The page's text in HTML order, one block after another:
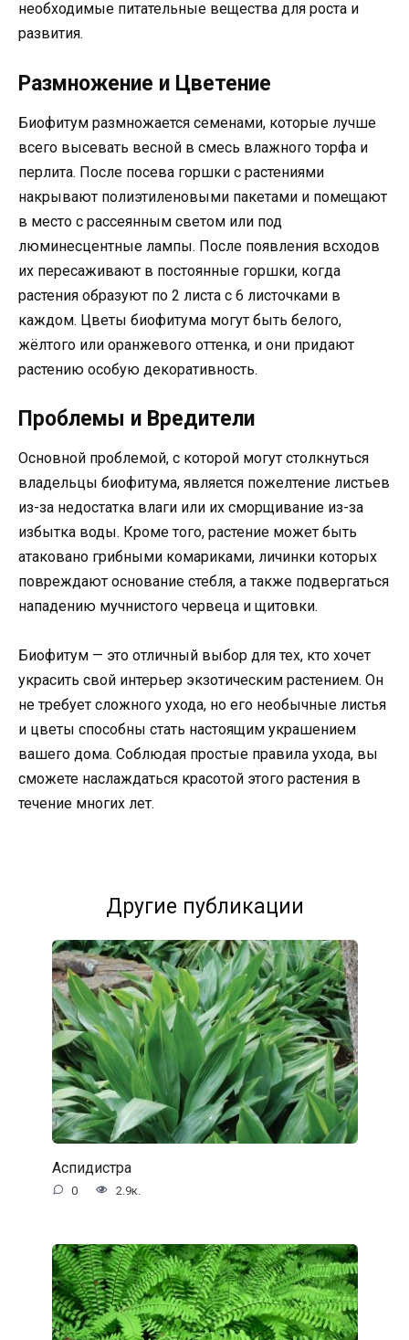
необходимые питательные вещества для роста и
развития.
Размножение и Цветение
Биофитум размножается семенами, которые лучше
всего высевать весной в смесь влажного торфа и
перлита. После посева горшки с растениями
накрывают полиэтиленовыми пакетами и помещают
в место с рассеянным светом или под
люминесцентные лампы. После появления всходов
их пересаживают в постоянные горшки, когда
растения образуют по 2 листа с 6 листочками в
каждом. Цветы биофитума могут быть белого,
жёлтого или оранжевого оттенка, и они придают
растению особую декоративность.
Проблемы и Вредители
Основной проблемой, с которой могут столкнуться
владельцы биофитума, является пожелтение листьев
из-за недостатка влаги или их сморщивание из-за
избытка воды. Кроме того, растение может быть
атаковано грибными комариками, личинки которых
повреждают основание стебля, а также подвергаться
нападению мучнистого червеца и щитовки.
Биофитум — это отличный выбор для тех, кто хочет
украсить свой интерьер экзотическим растением. Он
не требует сложного ухода, но его необычные листья
и цветы способны стать настоящим украшением
вашего дома. Соблюдая простые правила ухода, вы
сможете наслаждаться красотой этого растения в
течение многих лет.
Другие публикации
Аспидистра
0 2.9к.